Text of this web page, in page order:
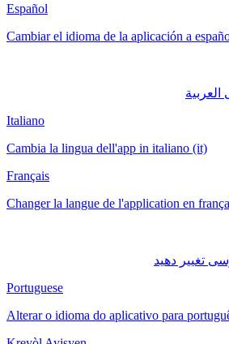
Español
Cambiar el idioma de la aplicación a
Italiano
Cambia la lingua dell'app in italiano (it)
Français
Changer la langue de l'application en
Portuguese
Alterar o idioma do aplicativo para